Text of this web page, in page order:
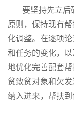
要坚持先立后
原则，保持现有
化调整。在逐项
和任务的变化，
地优化完善配套
贫致贫对象和欠
纳入进来，帮扶到